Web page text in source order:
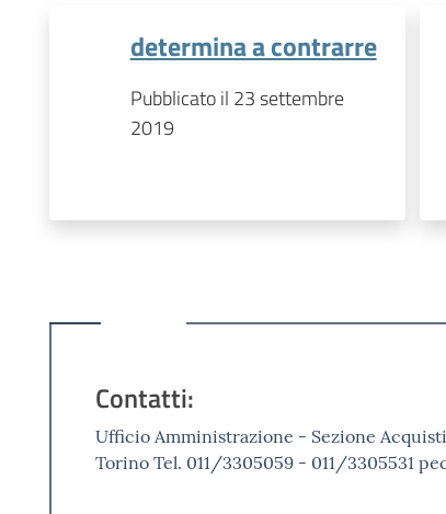
determina a contrarre
Pubblicato il 23 settembre
2019
Contatti:
Ufficio Amministrazione - Sezione Acquisti
Torino Tel. 011/3305059 - 011/3305531